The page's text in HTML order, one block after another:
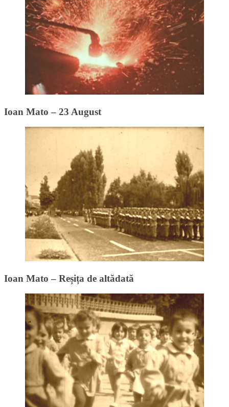
Ioan Mato – 23 August
Ioan Mato – Reșița de altădată